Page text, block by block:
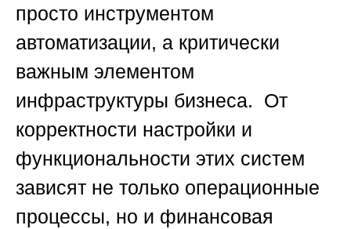
просто инструментом
автоматизации, а критически
важным элементом
инфраструктуры бизнеса. От
корректности настройки и
функциональности этих систем
зависят не только операционные
процессы, но и финансовая